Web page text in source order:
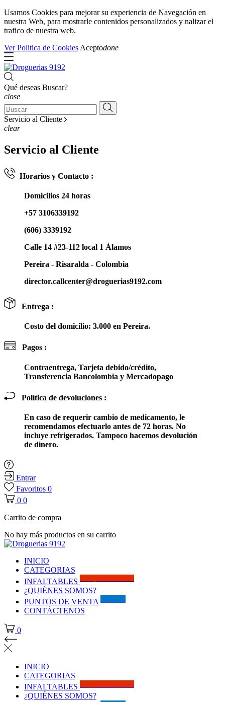
Usamos Cookies para mejorar su experiencia de Navegación en
nuestra Web, para mostrarle contenidos personalizados y nalizar el
trafico de nuestra web.
Ver Politica de Cookies Aceptodone
Qué deseas Buscar?
close
Servicio al Cliente
clear
Servicio al Cliente
Horarios y Contacto :
Domicilios 24 horas
+57 3106339192
(606) 3339192
Calle 14 #23-112 local 1 Álamos
Pereira - Risaralda - Colombia
director.callcenter@droguerias9192.com
Entrega :
Costo del domicilio: 3.000 en Pereira.
Pagos :
Contraentrega, Tarjeta debido/crédito,
Transferencia Bancolombia y Mercadopago
Política de devoluciones :
En caso de requerir cambio de medicamento, le
recomendamos efectuarlo antes de 72 horas. No
incluye refrigerados. Tampoco hacemos devolución
de dinero.
Entrar
Favoritos 0
0 0
Carrito de compra
No hay más productos en su carrito
INICIO
CATEGORIAS
INFALTABLES
¿QUIÉNES SOMOS?
PUNTOS DE VENTA
CONTÁCTENOS
0
INICIO
CATEGORIAS
INFALTABLES
¿QUIÉNES SOMOS?